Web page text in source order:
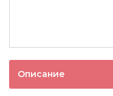
Описание